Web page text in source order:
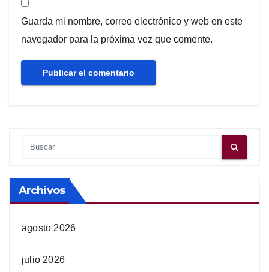
Guarda mi nombre, correo electrónico y web en este
navegador para la próxima vez que comente.
Archivos
agosto 2026
julio 2026